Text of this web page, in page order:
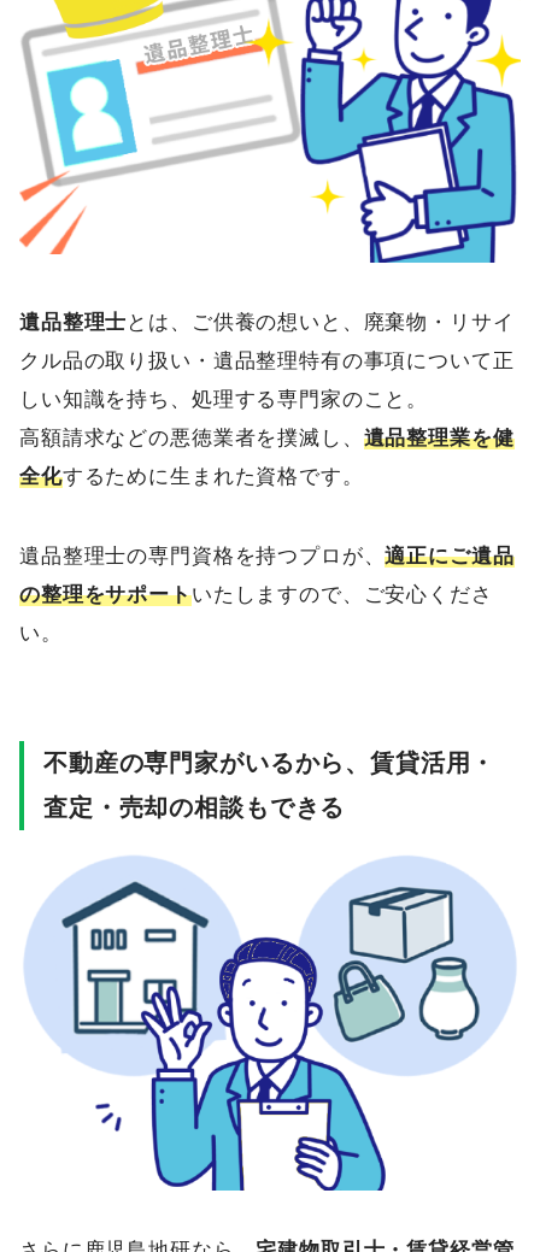
遺品整理士 とは、ご供養の想いと、廃棄物・リサイ
クル品の取り扱い・遺品整理特有の事項について正
しい知識を持ち、処理する専門家のこと。
高額請求などの悪徳業者を撲滅し、 遺品整理業を健
全化するために生まれた資格です。
遺品整理士の専門資格を持つプロが、適正にご遺品
の整理をサポートいたしますので、ご安心くださ
い。
不動産の専門家がいるから、賃貸活用・
査定・売却の相談もできる